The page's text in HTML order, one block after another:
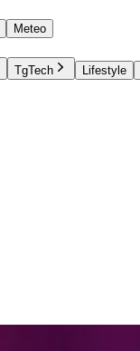
Meteo
TgTech Lifestyle